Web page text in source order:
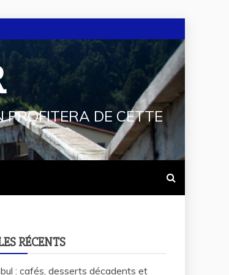
PROFITERA DE CETTE
RÉCENTS
: cafés, desserts décadents et